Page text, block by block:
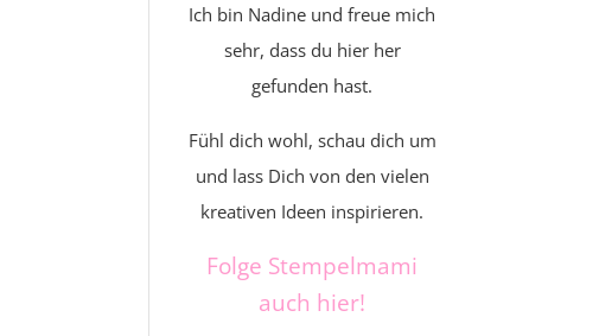
Ich bin Nadine und freue mich
sehr, dass du hier her
gefunden hast.
Fühl dich wohl, schau dich um
und lass Dich von den vielen
kreativen Ideen inspirieren.
Folge Stempelmami
auch hier!